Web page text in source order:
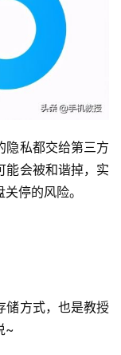
隐私都交给第三方
能会被和谐掉，实
停的风险。
储方式，也是教授
~